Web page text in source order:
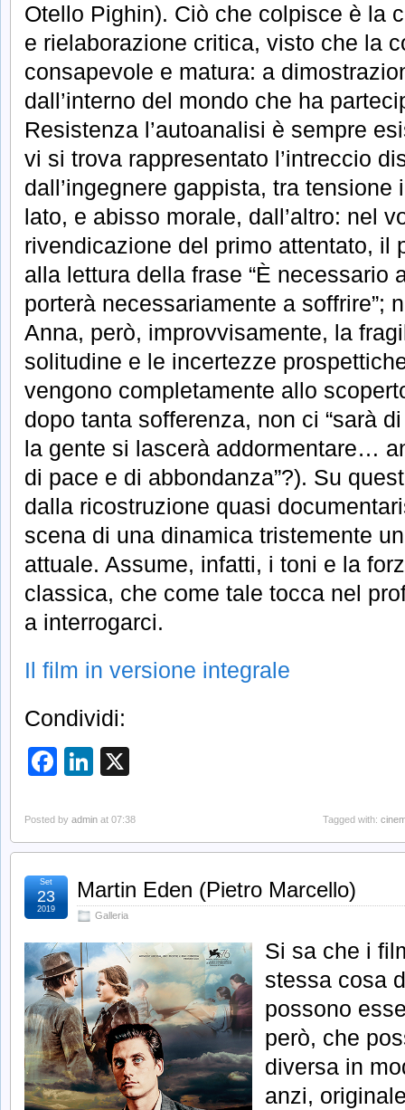
Otello Pighin). Ciò che colpisce è la
e rielaborazione critica, visto che la
consapevole e matura: a
dall’interno del mondo che ha
Resistenza l’autoanalisi è sempre
vi si trova rappresentato l’intreccio
dall’ingegnere gappista, tra
lato, e abisso morale, dall’altro: nel
rivendicazione del primo attentato, il
alla lettura della frase “È necessario
porterà necessariamente a soffrire”;
Anna, però, improvvisamente, la
solitudine e le incertezze
vengono completamente allo
dopo tanta sofferenza, non ci “sarà
la gente si lascerà addormentare…
di pace e di abbondanza”?). Su
dalla ricostruzione quasi
scena di una dinamica tristemente
attuale. Assume, infatti, i toni e la
classica, che come tale tocca nel
a interrogarci.
Il film in versione integrale
Condividi:
Facebook
LinkedIn
Posted by admin at 07:38 Tagged with:
Martin Eden (Pietro Marcello)
Galleria
Set
23
2019
Si sa che i
stessa cosa
possono
però, che
diversa in
anzi,